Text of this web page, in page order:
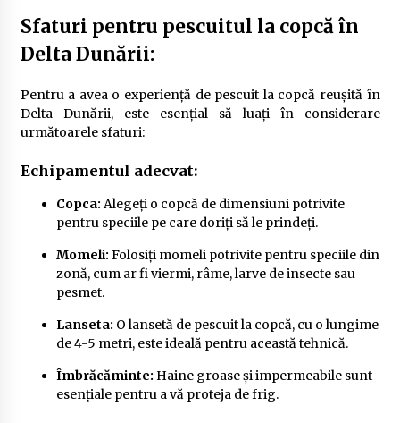
Sfaturi pentru pescuitul la copcă în
Delta Dunării:
Pentru a avea o experiență de pescuit la copcă reușită în
Delta Dunării, este esențial să luați în considerare
următoarele sfaturi:
Echipamentul adecvat:
Copca: Alegeți o copcă de dimensiuni potrivite
pentru speciile pe care doriți să le prindeți.
Momeli: Folosiți momeli potrivite pentru speciile din
zonă, cum ar fi viermi, râme, larve de insecte sau
pesmet.
Lanseta: O lansetă de pescuit la copcă, cu o lungime
de 4-5 metri, este ideală pentru această tehnică.
Îmbrăcăminte: Haine groase și impermeabile sunt
esențiale pentru a vă proteja de frig.